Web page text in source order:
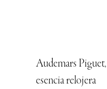
Audemars Piguet,
esencia relojera